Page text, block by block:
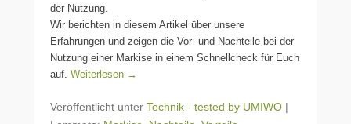
der Nutzung.
Wir berichten in diesem Artikel über unsere
Erfahrungen und zeigen die Vor- und Nachteile bei der
Nutzung einer Markise in einem Schnellcheck für Euch
auf. Weiterlesen →
Veröffentlicht unter Technik - tested by UMIWO |